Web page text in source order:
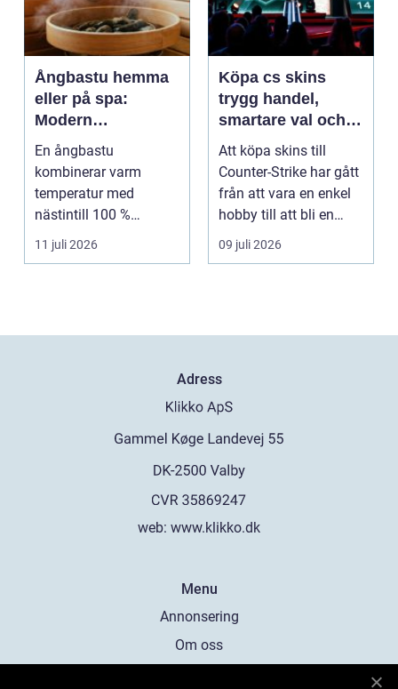
Ångbastu hemma
eller på spa:
Modern
återhämtning med
uråldrig logik
En ångbastu
kombinerar varm
temperatur med
nästintill 100 %
luftfuktighet för att
sk...
11 juli 2026
Köpa cs skins
trygg handel,
smartare val och
bättre affärer
Att köpa skins till
Counter-Strike har gått
från att vara en enkel
hobby till att bli en
egen liten ...
09 juli 2026
Adress
web: www.klikko.dk
Menu
Annonsering
Om oss